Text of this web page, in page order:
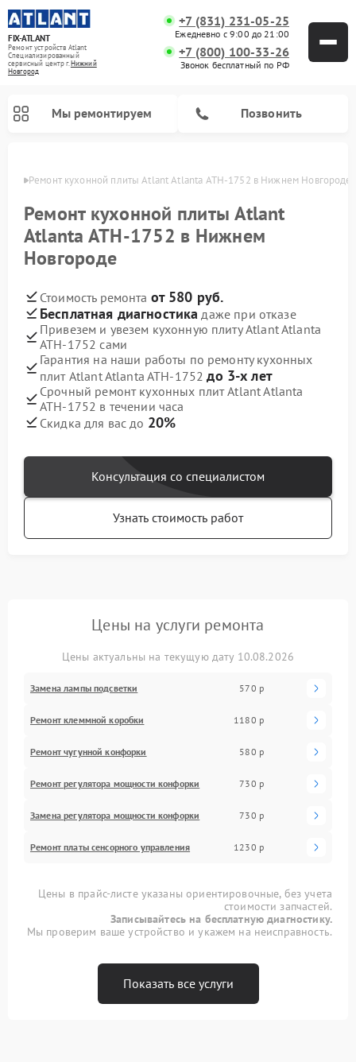
FIX-ATLANT
Ремонт устройств Atlant
Специализированный
cервисный центр г.Нижний
Новгород
+7 (831) 231-05-25
Ежедневно с 9:00 до 21:00
+7 (800) 100-33-26
Звонок бесплатный по РФ
Мы ремонтируем Позвонить
Ремонт кухонной плиты Atlant Atlanta ATH-1752 в Нижнем Новгороде
Ремонт кухонной плиты Atlant
Atlanta ATH-1752 в Нижнем
Новгороде
Стоимость ремонта от 580 руб.
Бесплатная диагностика даже при отказе
Привезем и увезем кухонную плиту Atlant Atlanta
ATH-1752 сами
Гарантия на наши работы по ремонту кухонных
плит Atlant Atlanta ATH-1752до 3-х лет
Срочный ремонт кухонных плит Atlant Atlanta
ATH-1752 в течении часа
Скидка для вас до 20%
Консультация со специалистом
Узнать стоимость работ
Цены на услуги ремонта
Цены актуальны на текущую дату 10.08.2026
Замена лампы подсветки 570 р
Ремонт клеммной коробки 1180 р
Ремонт чугунной конфорки 580 р
Ремонт регулятора мощности конфорки 730 р
Замена регулятора мощности конфорки 730 р
Ремонт платы сенсорного управления 1230 р
Цены в прайс-листе указаны ориентировочные, без учета
стоимости запчастей.
Записывайтесь на бесплатную диагностику.
Мы проверим ваше устройство и укажем на неисправность.
Показать все услуги